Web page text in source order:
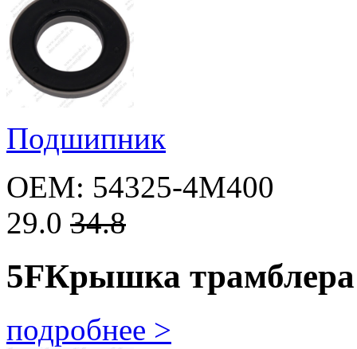
Подшипник
OEM: 54325-4M400
29.0 34.8
5FКрышка трамблера
подробнее >